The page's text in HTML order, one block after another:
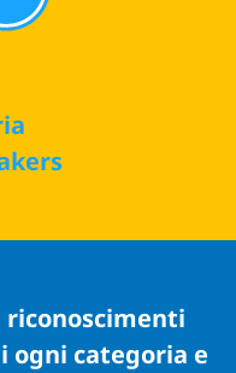
riconoscimenti
ogni categoria e